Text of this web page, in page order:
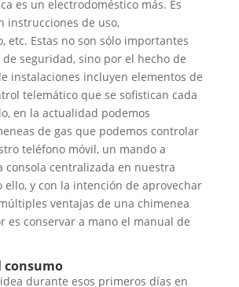
es un electrodoméstico más. Es
instrucciones de uso,
etc. Estas no son sólo importantes
seguridad, sino por el hecho de
instalaciones incluyen elementos de
telemático que se sofistican cada
en la actualidad podemos
de gas que podemos controlar
teléfono móvil, un mando a
consola centralizada en nuestra
ello, y con la intención de aprovechar
ventajas de una chimenea
es conservar a mano el manual de
consumo
durante esos primeros días en